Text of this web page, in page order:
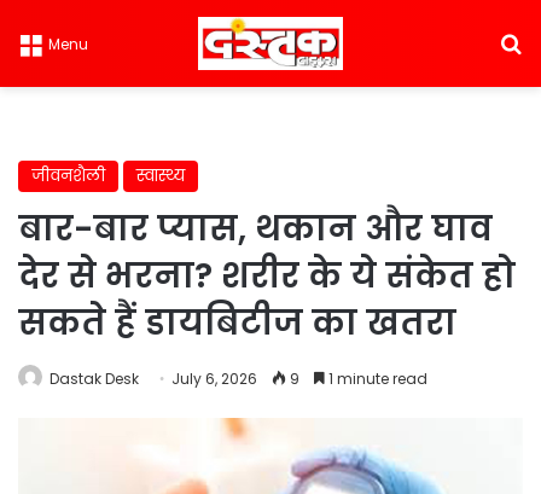
Menu
जीवनशैली स्वास्थ्य
बार-बार प्यास, थकान और घाव
देर से भरना? शरीर के ये संकेत हो
सकते हैं डायबिटीज का खतरा
Dastak Desk July 6, 2026 9 1 minute read